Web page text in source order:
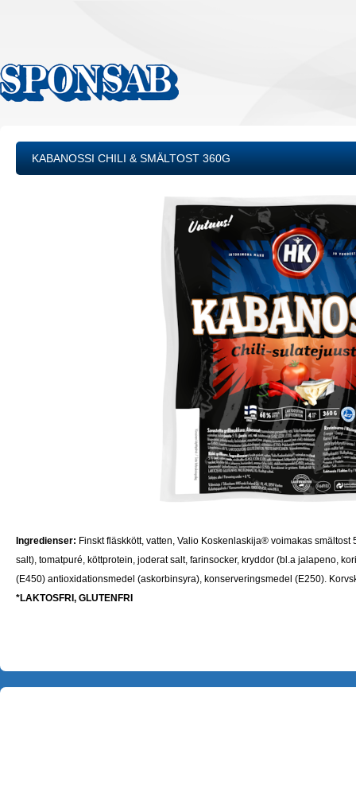
KABANOSSI CHILI & SMÄLTOST 360G
Ingredienser: Finskt fläskkött, vatten, Valio Koskenlaskija® voimakas
salt), tomatpuré, köttprotein, joderat salt, farinsocker, kryddor (bl.a jalapeno,
(E450) antioxidationsmedel (askorbinsyra), konserveringsmedel (E250).
*LAKTOSFRI, GLUTENFRI